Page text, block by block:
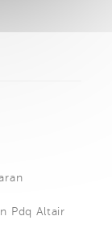
Pdq Altair